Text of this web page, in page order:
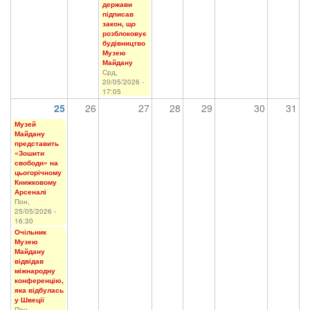
держави
підписав
закон, що
розблоковує
будівництво
Музею
Майдану
Срд,
20/05/2026 -
17:05
25 26 27 28 29 30 31
Музей
Майдану
представить
«Зошити
свободи» на
цьогорічному
Книжковому
Арсеналі
Пон,
25/05/2026 -
16:30
Очільник
Музею
Майдану
відвідав
міжнародну
конференцію,
яка відбулась
у Швеції